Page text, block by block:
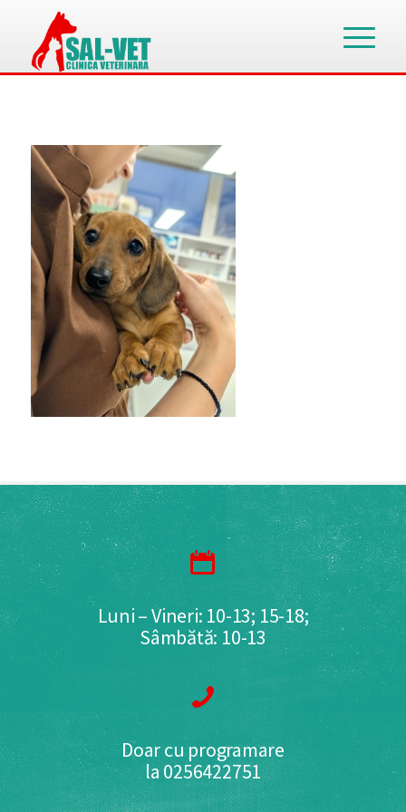
Luni – Vineri: 10-13; 15-18;
Sâmbătă: 10-13
Doar cu programare
la 0256422751